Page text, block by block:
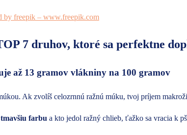
by freepik – www.freepik.com
7 druhov, ktoré sa perfektne
až 13 gramov vlákniny na 100 gramov
Ak zvolíš celozrnnú ražnú múku, tvoj príjem
tmavšiu farbu a kto jedol ražný chlieb, ťažko sa vracia k